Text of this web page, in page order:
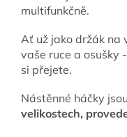
multifunkčně.
Ať už jako držák na
vaše ruce a osušky
si přejete.
Nástěnné háčky jsou
velikostech,